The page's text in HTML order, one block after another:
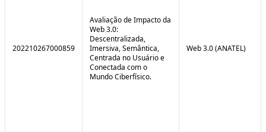
202210267000859
Avaliação de Impacto da
Web 3.0:
Descentralizada,
Imersiva, Semântica,
Centrada no Usuário e
Conectada com o
Mundo Ciberfísico.
Web 3.0 (ANATEL)